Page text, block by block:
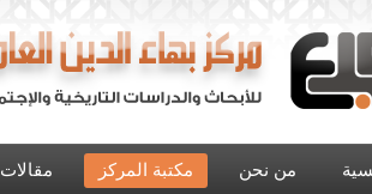
من نحن مكتبة المركز مقالات